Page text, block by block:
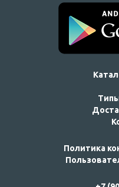
Политика